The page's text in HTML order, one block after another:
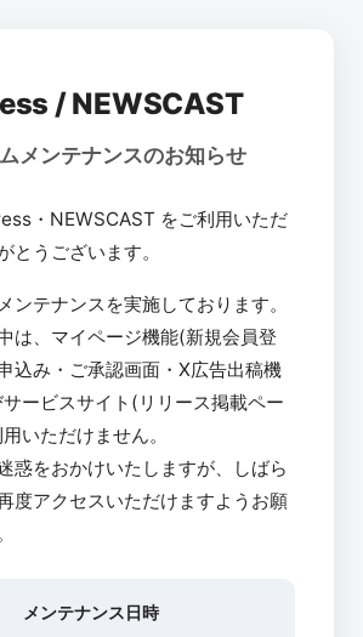
/ NEWSCAST
メンテナンスのお知らせ
・NEWSCAST をご利用いただ
とうございます。
ンテナンスを実施しております。
は、マイページ機能(新規会員登
込み・ご承認画面・X広告出稿機
ービスサイト(リリース掲載ペー
いただけません。
惑をおかけいたしますが、しばら
度アクセスいただけますようお願
メンテナンス日時